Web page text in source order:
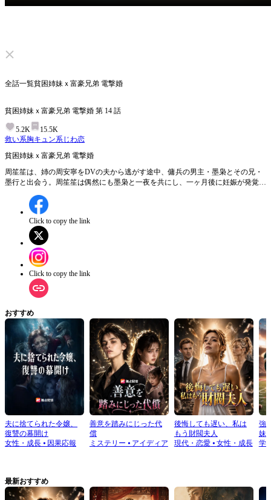
ミュートを解除する
全話一覧貧困姉妹ｘ富豪兄弟 電撃婚
貧困姉妹ｘ富豪兄弟 電撃婚 第 14 話
5.2K
15.5K
救い系胸キュン系じわ恋
貧困姉妹ｘ富豪兄弟 電撃婚
周笙笙は、姉の周安寧をDVの夫から逃がす途中、傭兵の男主・墨枭とその兄・
墨行と出会う。周笙笙は偶然にも墨枭と一夜を共にし、一ヶ月後に妊娠が発覚す
を自宅へ連れて帰った。 同じ屋根の下で暮らすうちに、周笙笙は次第に墨枭の
心を動かしていく。一方、墨行は安寧にゆっくりと惹かれていった。 金銭強奪
事件、妊婦教室、DV夫への制裁など、数々の事件を経て、周笙笙×墨枭、周安
寧×墨行のふたつのカップルは、やがて幸せな日々を歩み始めるのであった。
Click to copy the link
Click to copy the link
おすすめ
夫に捨てられた令嬢、
復讐の幕開け
女性・成長 ⦁ 因果応報
善意を踏みにじった代
償
ミステリー ⦁ アイディア
後悔しても遅い、私は
もう財閥夫人
現代・恋愛⦁ 女性・成長
強
妹
学
最新おすすめ